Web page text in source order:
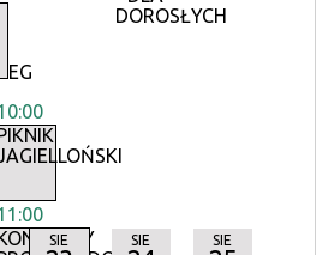
DOROSŁYCH
SIE SIE SIE